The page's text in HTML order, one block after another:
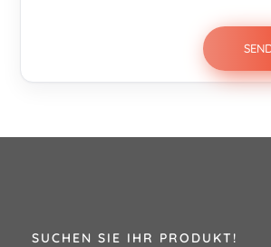
SUCHEN SIE IHR PRODUKT!